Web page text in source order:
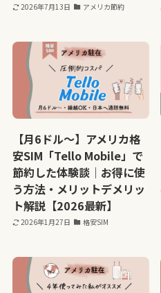
2026年7月13日 アメリカ節約
【月6ドル～】アメリカ格
安SIM「Tello Mobile」で
節約した体験談｜お得に使
う方法・メリットデメリッ
ト解説【2026最新】
2026年1月27日 格安SIM